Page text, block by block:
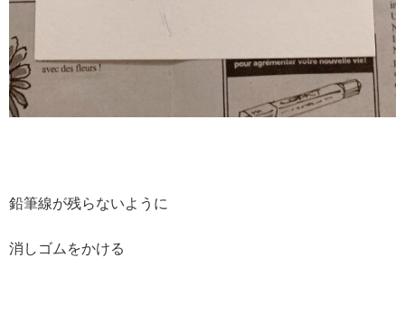
鉛筆線が残らないように
消しゴムをかける